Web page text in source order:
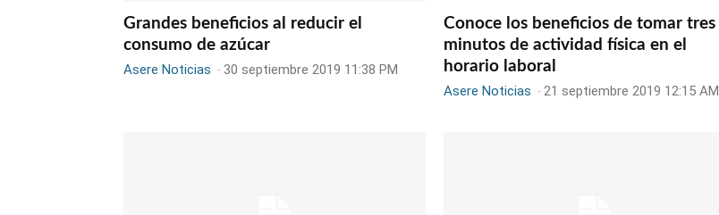
Grandes beneficios al reducir el
consumo de azúcar
Asere Noticias - 30 septiembre 2019 11:38 PM
Conoce los beneficios de tomar tres
minutos de actividad física en el
horario laboral
Asere Noticias -21 septiembre 2019 12:15 AM